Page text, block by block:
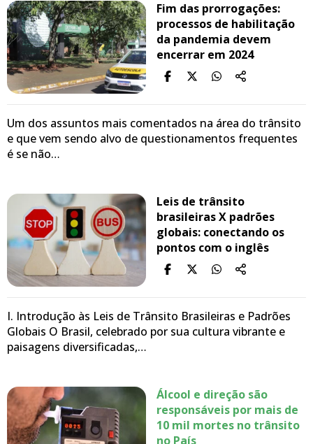
Fim das prorrogações:
processos de habilitação
da pandemia devem
encerrar em 2024
Um dos assuntos mais comentados na área do trânsito
e que vem sendo alvo de questionamentos frequentes
é se não…
Leis de trânsito
brasileiras X padrões
globais: conectando os
pontos com o inglês
I. Introdução às Leis de Trânsito Brasileiras e Padrões
Globais O Brasil, celebrado por sua cultura vibrante e
paisagens diversificadas,…
Álcool e direção são
responsáveis por mais de
10 mil mortes no trânsito
no País